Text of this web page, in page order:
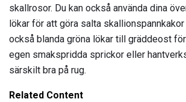
skallrosor. Du kan också använda dina
lökar för att göra salta skallionspannkakor
också blanda gröna lökar till gräddeost
egen smakspridda sprickor eller
särskilt bra på rug.
Related Content